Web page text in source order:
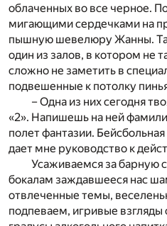
облаченных во все черное.
мигающими сердечками на
пышную шевелюру Жанны. Та
один из залов, в котором не
сложно не заметить в
подвешенные к потолку
– Одна из них сегодня
«2». Напишешь на ней
полет фантазии.
дает мне руководство к
Усаживаемся за барную
бокалам заждавшееся нас
отвлеченные темы,
подпеваем, игривые